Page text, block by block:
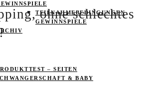
TEILNAHMEBEDINGUNGEN
GEWINNSPIELE
– SEITEN
& BABY
ohne schlechtes